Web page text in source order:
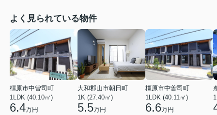
よく見られている物件
橿原市中曽司町
1LDK (40.10㎡)
6.4万円
大和郡山市朝日町
1K (27.40㎡)
5.5万円
橿原市中曽司町
1LDK (40.11㎡)
6.6万円